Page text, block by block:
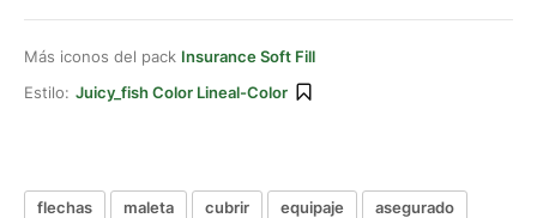
Más iconos del pack Insurance Soft Fill
Estilo: Juicy_fish Color Lineal-Color
flechas maleta cubrir equipaje asegurado